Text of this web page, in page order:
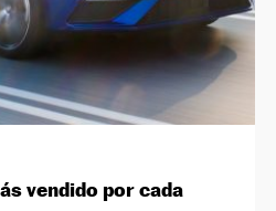
vendido por cada